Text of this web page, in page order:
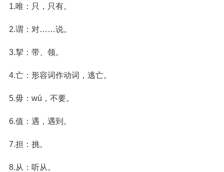
1.唯：只，只有。
2.谓：对……说。
3.挈：带、领。
4.亡：形容词作动词，逃亡。
5.毋：wú，不要。
6.值：遇，遇到。
7.担：挑。
8.从：听从。